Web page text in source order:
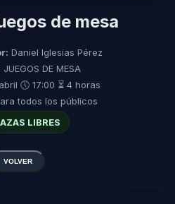
de mesa
Daniel Iglesias Pérez
JUEGOS DE MESA
🕔 17:00 ⏳ 4 horas
todos los públicos
LIBRES
VOLVER